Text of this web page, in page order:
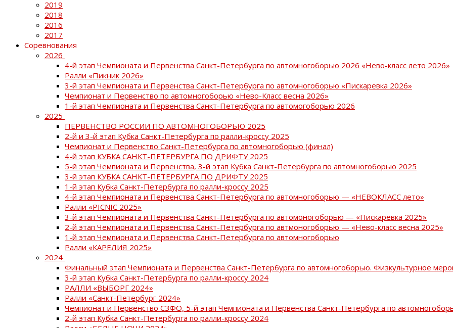
2019
2018
2016
2017
Соревнования
2026
4-й этап Чемпионата и Первенства Санкт-Петербурга по автомногоборью 2026 «Нево-класс лето 2026»
Ралли «Пикник 2026»
3-й этап Чемпионата и Первенства Санкт-Петербурга по автомногоборью «Пискаревка 2026»
Чемпионат и Первенство по автомногоборью «Нево-Класс весна 2026»
1-й этап Чемпионата и Первенства Санкт-Петербурга по автомогоборью 2026
2025
ПЕРВЕНСТВО РОССИИ ПО АВТОМНОГОБОРЬЮ 2025
2-й и 3-й этап Кубка Санкт-Петербурга по ралли-кроссу 2025
Чемпионат и Первенство Санкт-Петербурга по автомногоборью (финал)
4-й этап КУБКА САНКТ-ПЕТЕРБУРГА ПО ДРИФТУ 2025
5-й этап Чемпионата и Первенства, 3-й этап Кубка Санкт-Петербурга по автомногоборью 2025
3-й этап КУБКА САНКТ-ПЕТЕРБУРГА ПО ДРИФТУ 2025
1-й этап Кубка Санкт-Петербурга по ралли-кроссу 2025
4-й этап Чемпионата и Первенства Санкт-Петербурга по автомногоборью — «НЕВОКЛАСС лето»
Ралли «PICNIC 2025»
3-й этап Чемпионата и Первенства Санкт-Петербурга по автомоногоборью — «Пискаревка 2025»
2-й этап Чемпионата и Первенства Санкт-Петербурга по автмоногоборью — «Нево-класс весна 2025»
1-й этап Чемпионата и Первенства Санкт-Петербурга по автомногоборью
Ралли «КАРЕЛИЯ 2025»
2024
Финальный этап Чемпионата и Первенства Санкт-Петербурга по автомногоборью. Физкультурное
3-й этап Кубка Санкт-Петербурга по ралли-кроссу 2024
РАЛЛИ «ВЫБОРГ 2024»
Ралли «Санкт-Петербург 2024»
Чемпионат и Первенство СЗФО, 5-й этап Чемпионата и Первенства Санкт-Петербурга по
2-й этап Кубка Санкт-Петербурга по ралли-кроссу 2024